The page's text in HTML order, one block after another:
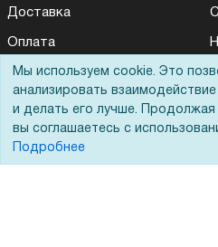
Доставка
Оплата
Для дилеров
Кредитование
Мы используем cookie. Это
анализировать
и делать его лучше. Продолжая
вы соглашаетесь с
Подробнее